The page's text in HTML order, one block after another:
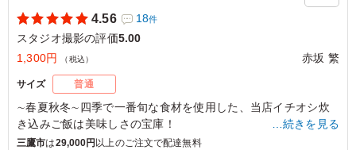
ご利用シーン：ロケ・撮影›
東京都渋谷区広尾2026/01/13
4.56 18件
スタジオ撮影の評価5.00
1,300円
（税込） 赤坂 繁
サイズ 普通
∼春夏秋冬∼四季で一番旬な食材を使用した、当店イチオシ炊
き込みご飯は美味しさの宝庫！
サバ半身丸々を燻製にした燻製鯖は香ばしさ・うま味が格段に
…続きを見る
三鷹市は29,000円 以上のご注文で配達無料